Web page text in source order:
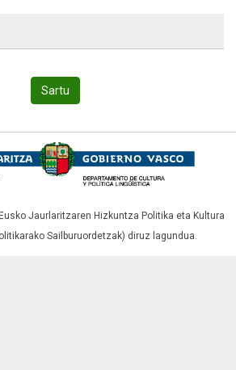
Sartu
Eusko Jaurlaritzaren Hizkuntza Politika eta Kultura
Sailburuordetzak) diruz lagundua.